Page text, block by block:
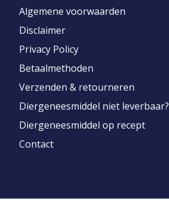
Algemene voorwaarden
Disclaimer
Privacy Policy
Betaalmethoden
Verzenden & retourneren
Diergeneesmiddel niet leverbaar?
Diergeneesmiddel op recept
Contact